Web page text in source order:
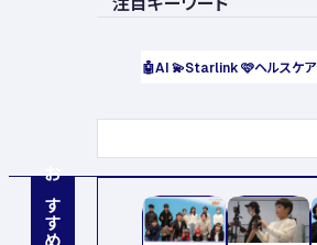
🤖AI💫Starlink🩷ヘルスケア